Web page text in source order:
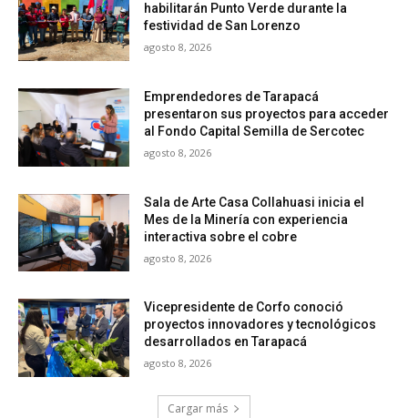
habilitarán Punto Verde durante la
festividad de San Lorenzo
agosto 8, 2026
Emprendedores de Tarapacá
presentaron sus proyectos para acceder
al Fondo Capital Semilla de Sercotec
agosto 8, 2026
Sala de Arte Casa Collahuasi inicia el
Mes de la Minería con experiencia
interactiva sobre el cobre
agosto 8, 2026
Vicepresidente de Corfo conoció
proyectos innovadores y tecnológicos
desarrollados en Tarapacá
agosto 8, 2026
Cargar más